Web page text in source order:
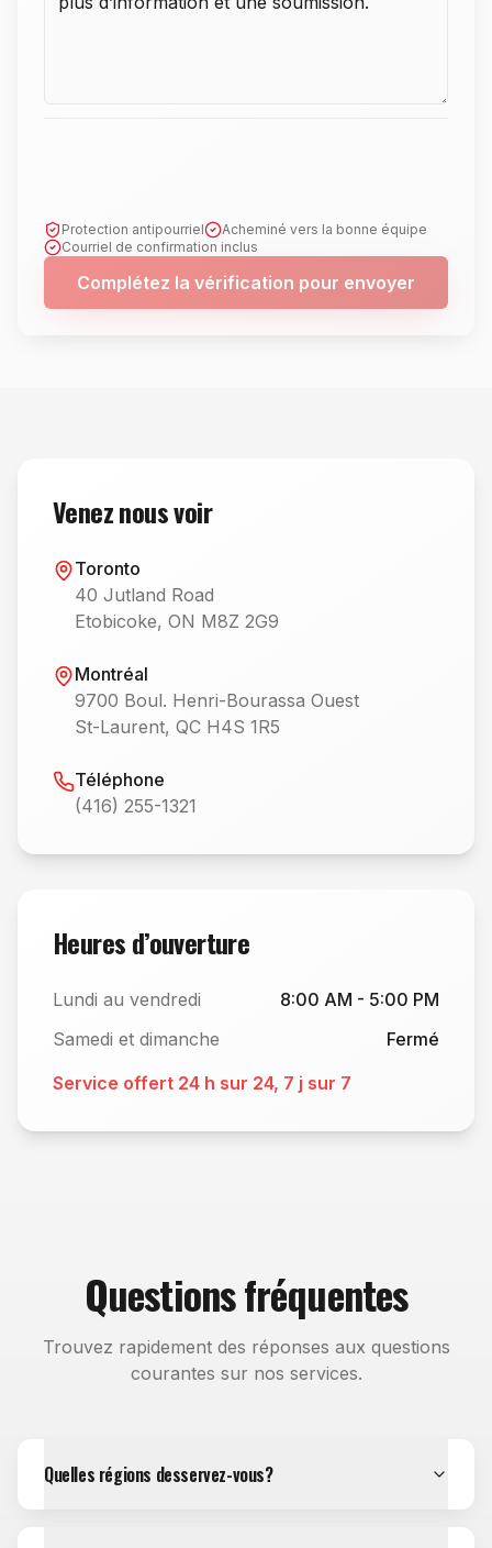
Protection antipourriel
Acheminé vers la bonne équipe
Courriel de confirmation inclus
Complétez la vérification pour envoyer
Venez nous voir
Toronto
40 Jutland Road
Etobicoke, ON M8Z 2G9
Montréal
9700 Boul. Henri-Bourassa Ouest
St-Laurent, QC H4S 1R5
Téléphone
(416) 255-1321
Heures d’ouverture
Lundi au vendredi
8:00 AM - 5:00 PM
Samedi et dimanche
Fermé
Service offert 24 h sur 24, 7 j sur 7
Questions fréquentes
Trouvez rapidement des réponses aux questions
courantes sur nos services.
Quelles régions desservez-vous?